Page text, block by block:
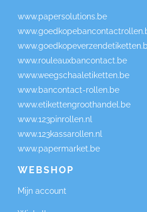
www.papersolutions.be
www.rouleauxbancontact.be
www.weegschaaletiketten.be
www.bancontact-rollen.be
www.etikettengroothandel.be
www.123pinrollen.nl
www.123kassarollen.nl
www.papermarket.be
WEBSHOP
Mijn account